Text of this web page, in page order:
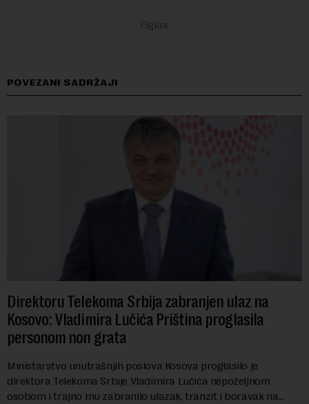
POVEZANI SADRŽAJI
Direktoru Telekoma Srbija zabranjen ulaz na
Kosovo: Vladimira Lučića Priština proglasila
personom non grata
Ministarstvo unutrašnjih poslova Kosova proglasilo je
direktora Telekoma Srbije Vladimira Lučića nepoželjnom
osobom i trajno mu zabranilo ulazak, tranzit i boravak na